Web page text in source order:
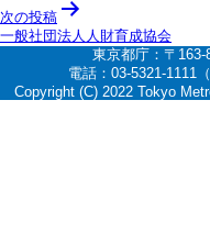
ナ
ビ
ー
次の投稿
一般社団法人人財育成協会
東京都庁：〒
電話：03-5321-1111
Copyright (C) 2022 Tokyo